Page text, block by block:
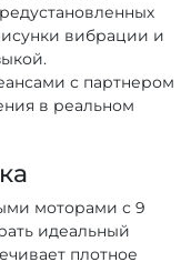
вибрации и
с партнером
в реальном
моторами с 9
идеальный
плотное